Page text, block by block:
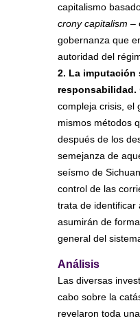
capitalismo
crony capitalism –
gobernanza que
autoridad del
2. La imputación
responsabilidad.
compleja crisis, el
mismos métodos
después de los
semejanza de
seísmo de
control de las
trata de identificar
asumirán de
general del
Análisis
Las diversas
cabo sobre la
revelaron toda